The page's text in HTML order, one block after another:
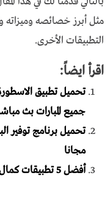
مثل أبرز خصائصه وميزاته
التطبيقات الأخرى.
اقرأ ايضاً:
جميع المبارات بث
مجانا
أفضل 5 تطبيقات كمال اجسام للاندرويد 2024 مجانا